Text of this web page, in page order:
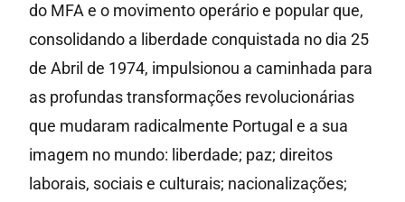
do MFA e o movimento operário e popular que,
consolidando a liberdade conquistada no dia 25
de Abril de 1974, impulsionou a caminhada para
as profundas transformações revolucionárias
que mudaram radicalmente Portugal e a sua
imagem no mundo: liberdade; paz; direitos
laborais, sociais e culturais; nacionalizações;